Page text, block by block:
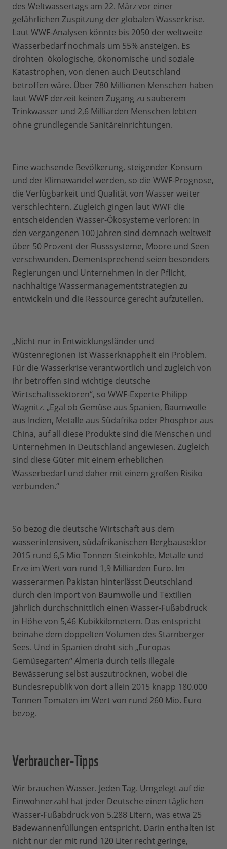
des Weltwassertags am 22. März vor einer
gefährlichen Zuspitzung der globalen Wasserkrise.
Laut WWF-Analysen könnte bis 2050 der weltweite
Wasserbedarf nochmals um 55% ansteigen. Es
drohten ökologische, ökonomische und soziale
Katastrophen, von denen auch Deutschland
betroffen wäre. Über 780 Millionen Menschen haben
laut WWF derzeit keinen Zugang zu sauberem
Trinkwasser und 2,6 Milliarden Menschen lebten
ohne grundlegende Sanitäreinrichtungen.
Eine wachsende Bevölkerung, steigender Konsum
und der Klimawandel werden, so die WWF-Prognose,
die Verfügbarkeit und Qualität von Wasser weiter
verschlechtern. Zugleich gingen laut WWF die
entscheidenden Wasser-Ökosysteme verloren: In
den vergangenen 100 Jahren sind demnach weltweit
über 50 Prozent der Flusssysteme, Moore und Seen
verschwunden. Dementsprechend seien besonders
Regierungen und Unternehmen in der Pflicht,
nachhaltige Wassermanagementstrategien zu
entwickeln und die Ressource gerecht aufzuteilen.
„Nicht nur in Entwicklungsländer und
Wüstenregionen ist Wasserknappheit ein Problem.
Für die Wasserkrise verantwortlich und zugleich von
ihr betroffen sind wichtige deutsche
Wirtschaftssektoren“, so WWF-Experte Philipp
Wagnitz. „Egal ob Gemüse aus Spanien, Baumwolle
aus Indien, Metalle aus Südafrika oder Phosphor aus
China, auf all diese Produkte sind die Menschen und
Unternehmen in Deutschland angewiesen. Zugleich
sind diese Güter mit einem erheblichen
Wasserbedarf und daher mit einem großen Risiko
verbunden.“
So bezog die deutsche Wirtschaft aus dem
wasserintensiven, südafrikanischen Bergbausektor
2015 rund 6,5 Mio Tonnen Steinkohle, Metalle und
Erze im Wert von rund 1,9 Milliarden Euro. Im
wasserarmen Pakistan hinterlässt Deutschland
durch den Import von Baumwolle und Textilien
jährlich durchschnittlich einen Wasser-Fußabdruck
in Höhe von 5,46 Kubikkilometern. Das entspricht
beinahe dem doppelten Volumen des Starnberger
Sees. Und in Spanien droht sich „Europas
Gemüsegarten“ Almeria durch teils illegale
Bewässerung selbst auszutrocknen, wobei die
Bundesrepublik von dort allein 2015 knapp 180.000
Tonnen Tomaten im Wert von rund 260 Mio. Euro
bezog.
Verbraucher-Tipps
Wir brauchen Wasser. Jeden Tag. Umgelegt auf die
Einwohnerzahl hat jeder Deutsche einen täglichen
Wasser-Fußabdruck von 5.288 Litern, was etwa 25
Badewannenfüllungen entspricht. Darin enthalten ist
nicht nur der mit rund 120 Liter recht geringe,